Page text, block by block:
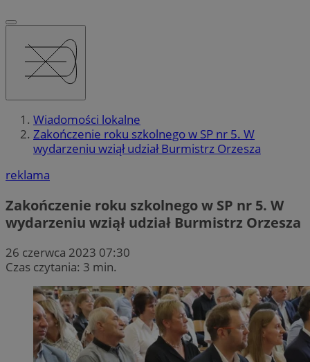
Wiadomości lokalne
Zakończenie roku szkolnego w SP nr 5. W
wydarzeniu wziął udział Burmistrz Orzesza
reklama
Zakończenie roku szkolnego w SP nr 5. W
wydarzeniu wziął udział Burmistrz Orzesza
26 czerwca 2023 07:30
Czas czytania: 3 min.